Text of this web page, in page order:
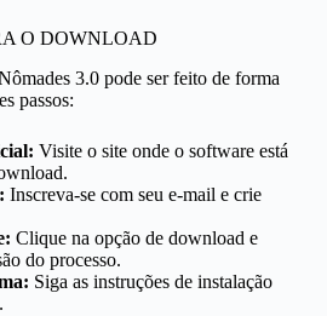
O DOWNLOAD
3.0 pode ser feito de forma
passos:
Visite o site onde o software está
Inscreva-se com seu e-mail e crie
Clique na opção de download e
do processo.
Siga as instruções de instalação